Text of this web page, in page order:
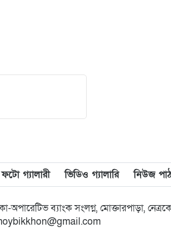
মিছিল
১৬
ফটো গ্যালারী ভিডিও গ্যালারি নিউজ
কো-অপারেটিভ ব্যাংক সংলগ্ন, মোক্তারপাড়া,